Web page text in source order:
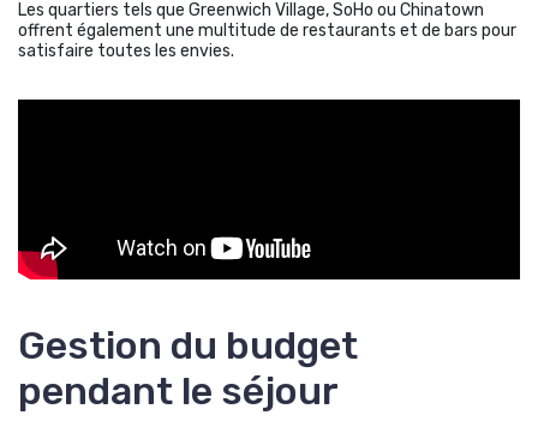
Les quartiers tels que Greenwich Village, SoHo ou Chinatown
offrent également une multitude de restaurants et de bars pour
satisfaire toutes les envies.
Gestion du budget
pendant le séjour